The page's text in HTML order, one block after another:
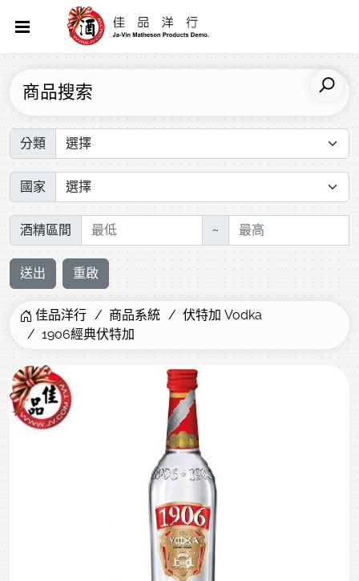
商品搜索
分類
國家
酒精區間 ~
送出 重啟
佳品洋行 商品系統
伏特加 Vodka
1906經典伏特加